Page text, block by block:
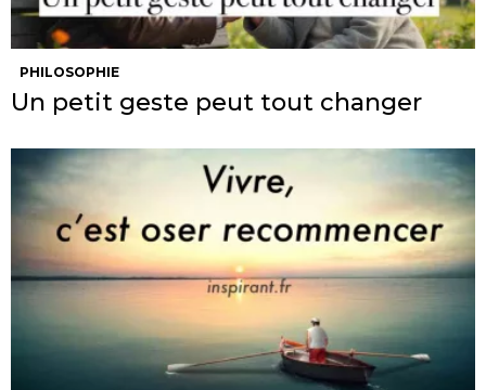
PHILOSOPHIE
Un petit geste peut tout changer